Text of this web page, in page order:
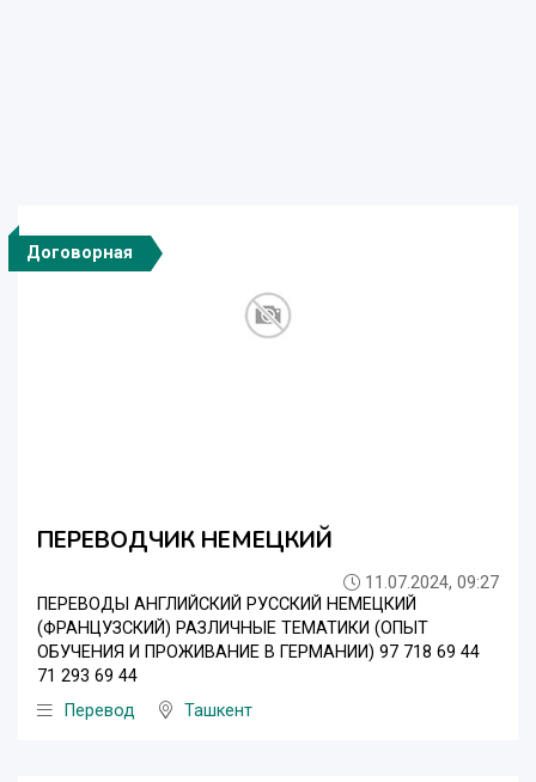
Договорная
ПЕРЕВОДЧИК НЕМЕЦКИЙ
11.07.2024, 09:27
ПЕРЕВОДЫ АНГЛИЙСКИЙ РУССКИЙ НЕМЕЦКИЙ
(ФРАНЦУЗСКИЙ) РАЗЛИЧНЫЕ ТЕМАТИКИ (ОПЫТ
ОБУЧЕНИЯ И ПРОЖИВАНИЕ В ГЕРМАНИИ) 97 718 69 44
71 293 69 44
Перевод
Ташкент